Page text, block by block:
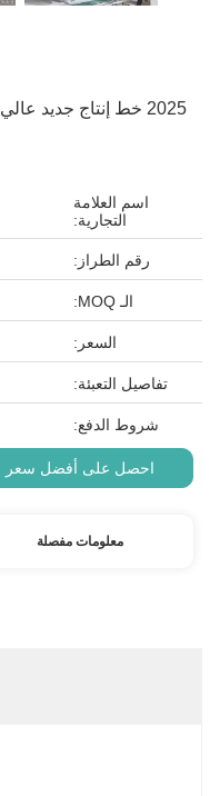
2025 خط إنتاج جديد
اسم العلامة
التجارية:
رقم الطراز:
الـ MOQ:
السعر:
تفاصيل التعبئة:
شروط الدفع:
احصل على أفضل سعر
معلومات مفصلة